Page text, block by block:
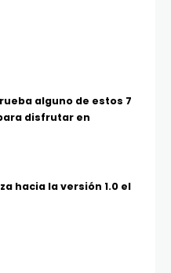
alguno de estos 7
disfrutar en
hacia la versión 1.0 el